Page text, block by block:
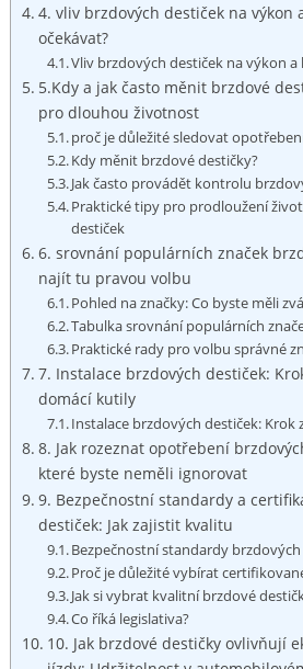
4. vliv brzdových ⁣destiček na výkon
očekávat?
Vliv brzdových destiček na výkon
5.Kdy a jak často měnit brzdové
pro dlouhou životnost
proč je důležité sledovat
Kdy měnit brzdové ​destičky?
Jak často provádět kontrolu
Praktické tipy pro prodloužení
destiček
6. srovnání populárních značek
najít tu pravou volbu
Pohled na značky: Co byste měli
Tabulka srovnání populárních
Praktické rady pro volbu správné
7. Instalace brzdových destiček:
domácí kutily
Instalace brzdových destiček: Krok
8. Jak rozeznat opotřebení
které byste ⁤neměli ignorovat
9. Bezpečnostní standardy a
destiček: Jak zajistit kvalitu
Bezpečnostní standardy
Proč je důležité vybírat
Jak si vybrat ‌kvalitní brzdové
Co říká legislativa?
10. Jak brzdové destičky ovlivňují